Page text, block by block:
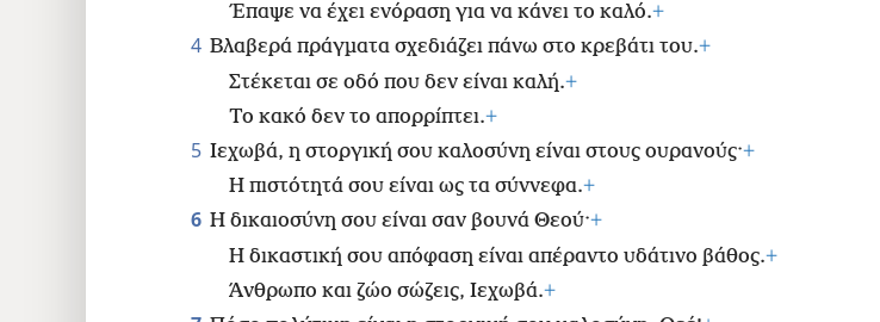
Έπαψε να έχει ενόραση για να κάνει το καλό.+
4 Βλαβερά πράγματα σχεδιάζει πάνω στο κρεβάτι του.+
Στέκεται σε οδό που δεν είναι καλή.+
Το κακό δεν το απορρίπτει.+
5 Ιεχωβά, η στοργική σου καλοσύνη είναι στους ουρανούς·+
Η πιστότητά σου είναι ως τα σύννεφα.+
6 Η δικαιοσύνη σου είναι σαν βουνά Θεού·+
Η δικαστική σου απόφαση είναι απέραντο υδάτινο βάθος.+
Άνθρωπο και ζώο σώζεις, Ιεχωβά.+